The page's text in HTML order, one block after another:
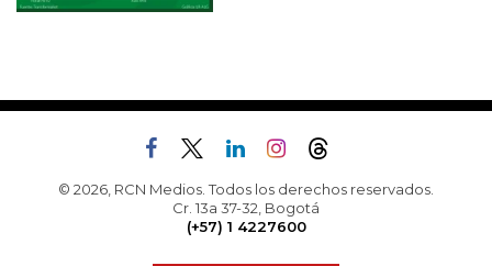
© 2026, RCN Medios. Todos los derechos reservados.
Cr. 13a 37-32, Bogotá
(+57) 1 4227600